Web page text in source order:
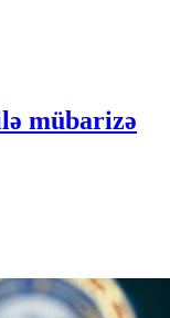
mübarizə